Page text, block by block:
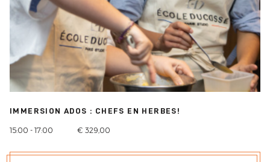
IMMERSION ADOS : CHEFS EN HERBES!
15:00 - 17:00 € 329,00